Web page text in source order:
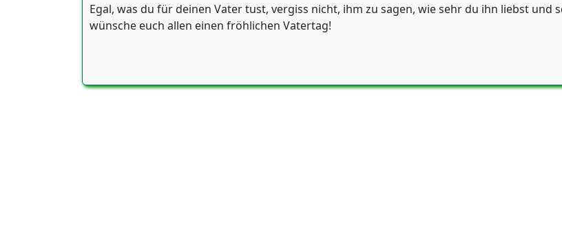
Egal, was du für deinen Vater tust, vergiss nicht, ihm zu sagen, wie sehr du ihn liebst und
wünsche euch allen einen fröhlichen Vatertag!